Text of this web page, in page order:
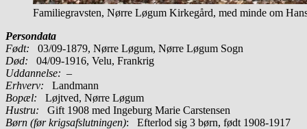
Familiegravsten, Nørre Løgum Kirkegård, med minde om
Persondata
Født: 03/09-1879, Nørre Løgum, Nørre Løgum Sogn
Død: 04/09-1916, Velu, Frankrig
Uddannelse: –
Erhverv: Landmann
Bopæl: Løjtved, Nørre Løgum
Hustru: Gift 1908 med Ingeburg Marie Carstensen
Børn (før krigsafslutningen): Efterlod sig 3 børn, født 1908-1917